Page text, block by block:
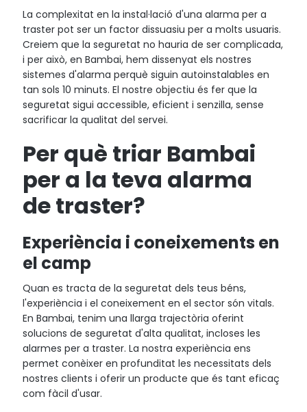
La complexitat en la instal·lació d'una alarma per a
traster pot ser un factor dissuasiu per a molts usuaris.
Creiem que la seguretat no hauria de ser complicada,
i per això, en Bambai, hem dissenyat els nostres
sistemes d'alarma perquè siguin autoinstalables en
tan sols 10 minuts. El nostre objectiu és fer que la
seguretat sigui accessible, eficient i senzilla, sense
sacrificar la qualitat del servei.
Per què triar Bambai
per a la teva alarma
de traster?
Experiència i coneixements en
el camp
Quan es tracta de la seguretat dels teus béns,
l'experiència i el coneixement en el sector són vitals.
En Bambai, tenim una llarga trajectòria oferint
solucions de seguretat d'alta qualitat, incloses les
alarmes per a traster. La nostra experiència ens
permet conèixer en profunditat les necessitats dels
nostres clients i oferir un producte que és tant eficaç
com fàcil d'usar.